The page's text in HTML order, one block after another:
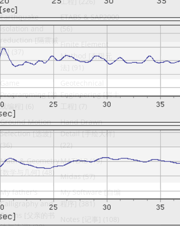
Earthquake
isolation and
reduction [隔震减
震]
ETABS & SAP2000
(56)
Method [有限元
Programming [游
戏编程]
Engineering [岩土
Ground Motion
Selection [选波]
(36)
Hand Drawn
Detail [手绘大样]
(22)
Math & Geometry
(48)
MATLAB(19)
Midas(57)
My father's
Calligraphy and
Poems [父亲的书
My Software [自编
程序]
(381)